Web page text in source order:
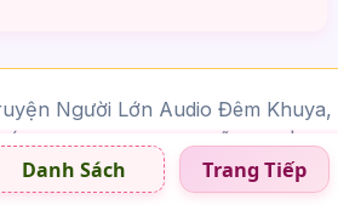
Danh Sách Trang Tiếp
Người Lớn Audio Đêm Khuya,
Hút, Truyện Hay Mỗi Đêm |
lớn, truyện đam mỹ audio,